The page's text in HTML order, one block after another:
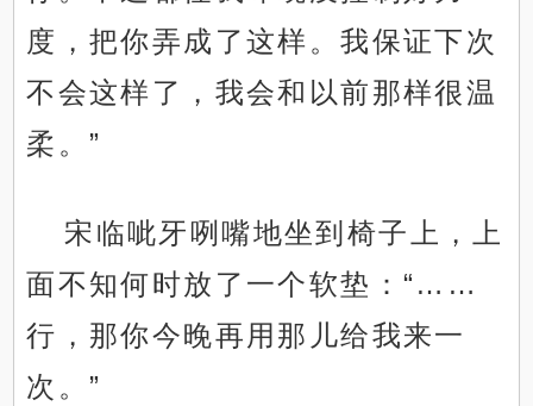
度，把你弄成了这样。我保证下次
不会这样了，我会和以前那样很温
柔。”
宋临呲牙咧嘴地坐到椅子上，上
面不知何时放了一个软垫：“……
行，那你今晚再用那儿给我来一
次。”